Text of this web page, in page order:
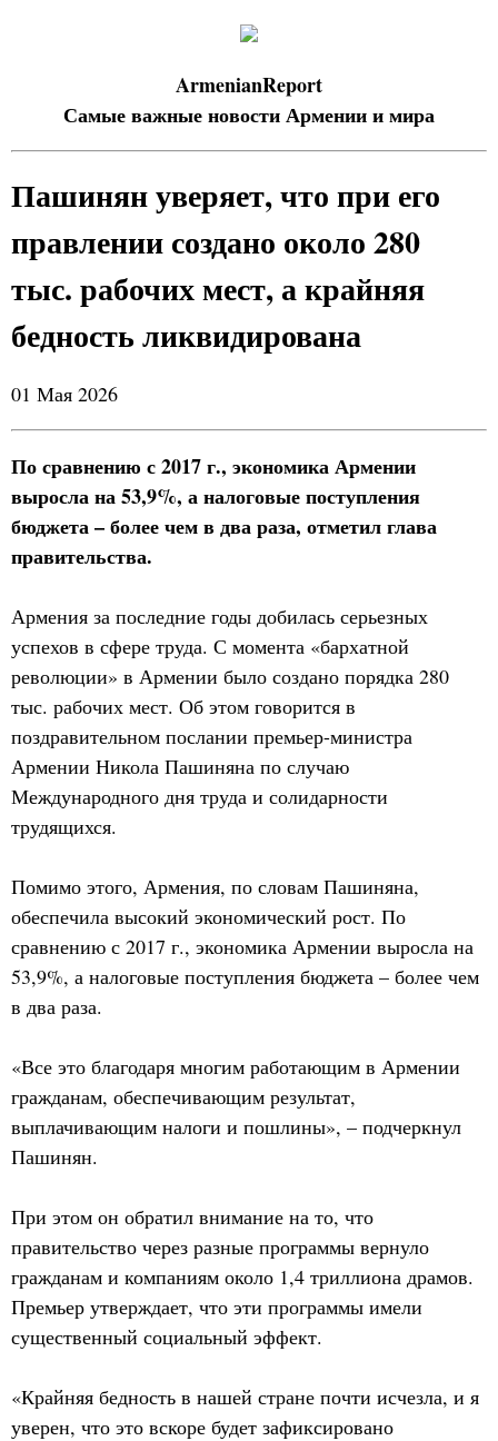
ArmenianReport
Самые важные новости Армении и мира
Пашинян уверяет, что при его
правлении создано около 280
тыс. рабочих мест, а крайняя
бедность ликвидирована
01 Мая 2026
По сравнению с 2017 г., экономика Армении
выросла на 53,9%, а налоговые поступления
бюджета – более чем в два раза, отметил глава
правительства.
Армения за последние годы добилась серьезных
успехов в сфере труда. С момента «бархатной
революции» в Армении было создано порядка 280
тыс. рабочих мест. Об этом говорится в
поздравительном послании премьер-министра
Армении Никола Пашиняна по случаю
Международного дня труда и солидарности
трудящихся.
Помимо этого, Армения, по словам Пашиняна,
обеспечила высокий экономический рост. По
сравнению с 2017 г., экономика Армении выросла на
53,9%, а налоговые поступления бюджета – более чем
в два раза.
«Все это благодаря многим работающим в Армении
гражданам, обеспечивающим результат,
выплачивающим налоги и пошлины», – подчеркнул
Пашинян.
При этом он обратил внимание на то, что
правительство через разные программы вернуло
гражданам и компаниям около 1,4 триллиона драмов.
Премьер утверждает, что эти программы имели
существенный социальный эффект.
«Крайняя бедность в нашей стране почти исчезла, и я
уверен, что это вскоре будет зафиксировано